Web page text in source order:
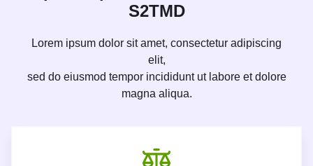
S2TMD
Lorem ipsum dolor sit amet, consectetur adipiscing
elit,
sed do eiusmod tempor incididunt ut labore et dolore
magna aliqua.